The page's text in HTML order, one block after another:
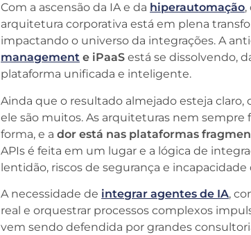
Com a ascensão da IA e da hiperautomação,
arquitetura corporativa está em plena
impactando o universo da integrações. A
management e iPaaS está se dissolvendo,
plataforma unificada e inteligente.
Ainda que o resultado almejado esteja claro,
ele são muitos. As arquiteturas nem sempre
forma, e ador está nas plataformas
APIs é feita em um lugar e a lógica de
lentidão, riscos de segurança e incapacidade
A necessidade de integrar agentes de IA,
real e orquestrar processos complexos
vem sendo defendida por grandes